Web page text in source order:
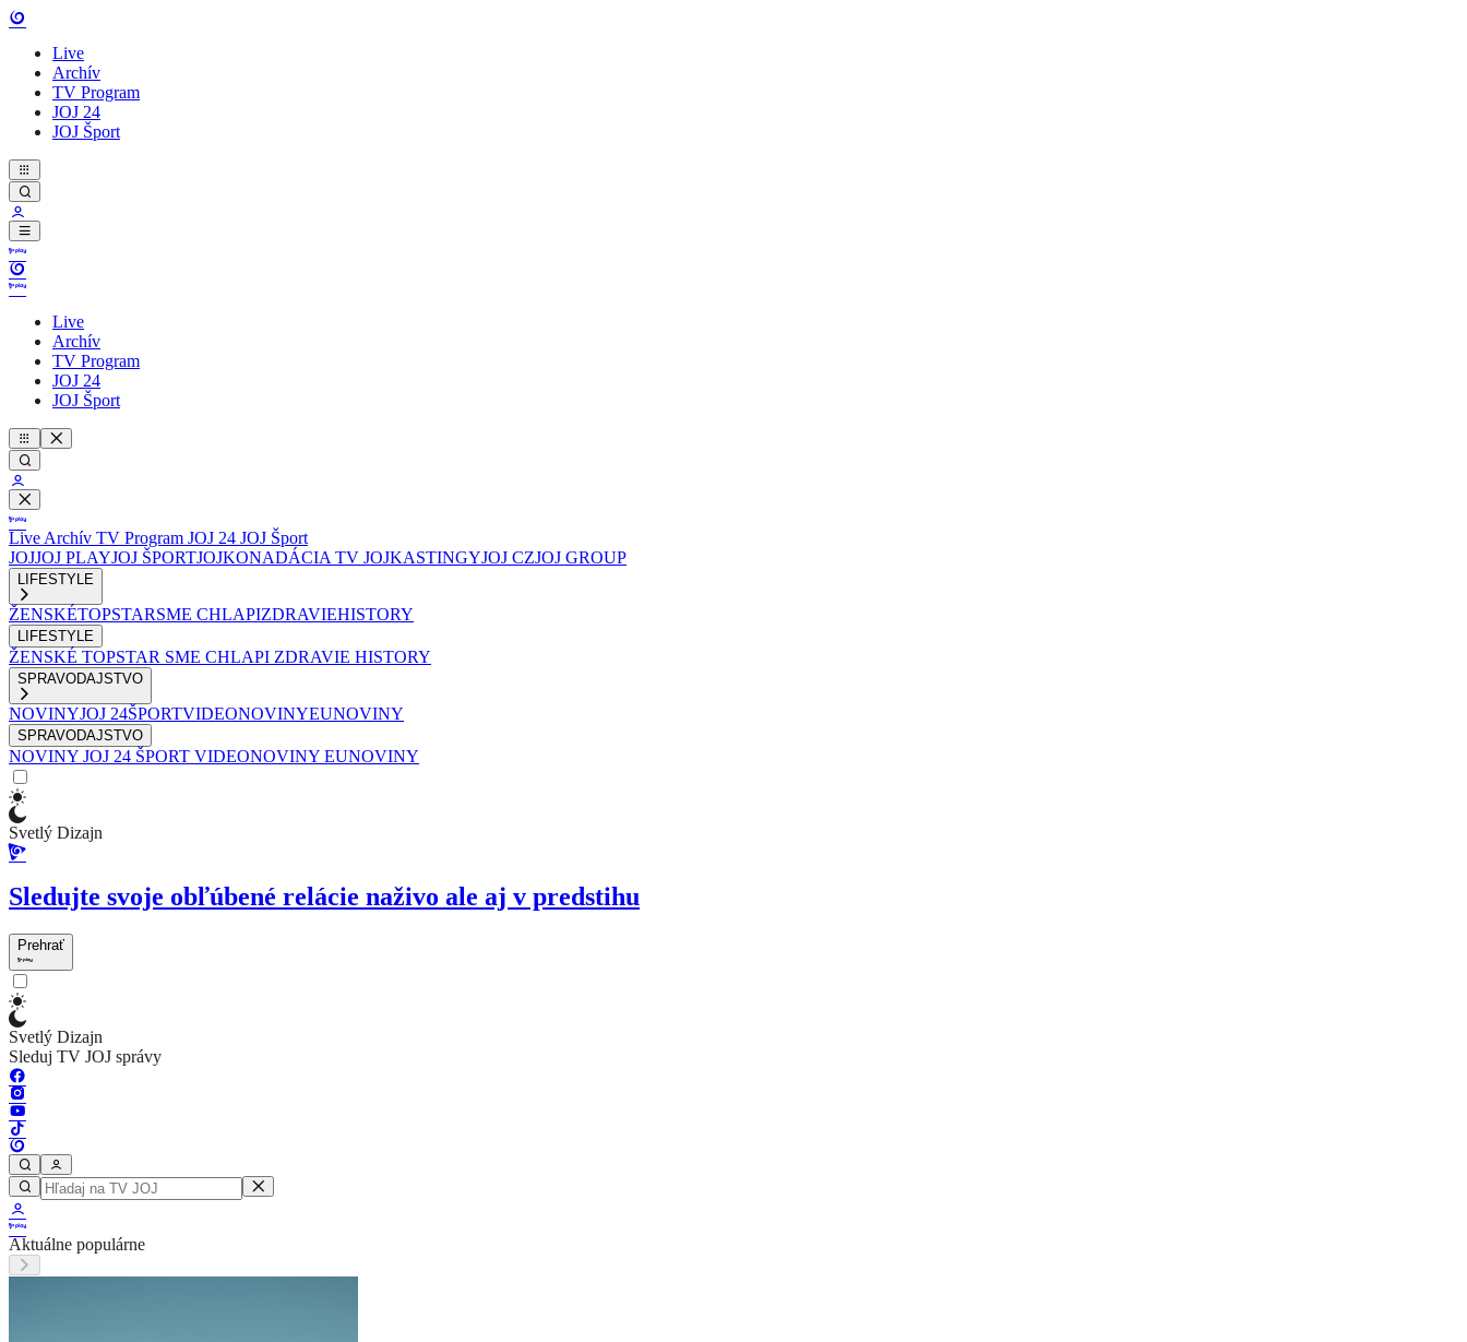
Live
Archív
TV Program
JOJ 24
JOJ Šport
Live
Archív
TV Program
JOJ 24
JOJ Šport
Live Archív TV Program JOJ 24 JOJ Šport
JOJJOJ PLAYJOJ ŠPORTJOJKONADÁCIA TV JOJKASTINGYJOJ CZJOJ GROUP
LIFESTYLE
ŽENSKÉTOPSTARSME CHLAPIZDRAVIEHISTORY
LIFESTYLE
ŽENSKÉ TOPSTAR SME CHLAPI ZDRAVIE HISTORY
SPRAVODAJSTVO
NOVINYJOJ 24ŠPORTVIDEONOVINYEUNOVINY
SPRAVODAJSTVO
NOVINY JOJ 24 ŠPORT VIDEONOVINY EUNOVINY
Svetlý Dizajn
Sledujte svoje obľúbené relácie naživo ale aj v predstihu
Prehrať
Svetlý Dizajn
Sleduj TV JOJ správy
Aktuálne populárne